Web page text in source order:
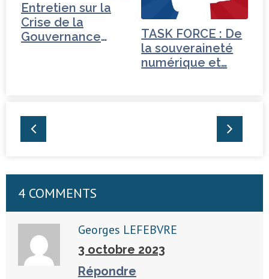
Entretien sur la
Crise de la
Gouvernance
TASK FORCE : De
la souveraineté
numérique et…
4 COMMENTS
Georges LEFEBVRE
3 octobre 2023
Répondre